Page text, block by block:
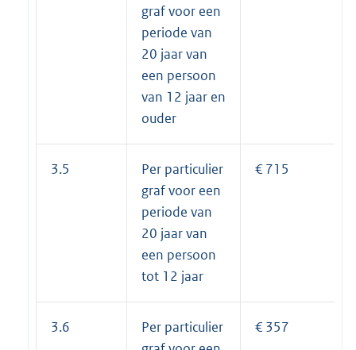
graf voor een
periode van
20 jaar van
een persoon
van 12 jaar en
ouder
3.5
Per particulier
graf voor een
periode van
20 jaar van
een persoon
tot 12 jaar
€ 715
3.6
Per particulier
€ 357